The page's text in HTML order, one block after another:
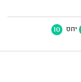
יחס 10